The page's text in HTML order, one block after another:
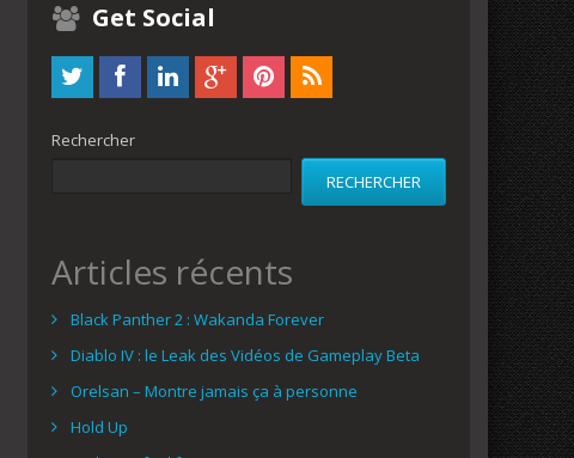
Get Social
Rechercher
RECHERCHER
Articles récents
Black Panther 2 : Wakanda Forever
Diablo IV : le Leak des Vidéos de Gameplay Beta
Orelsan – Montre jamais ça à personne
Hold Up